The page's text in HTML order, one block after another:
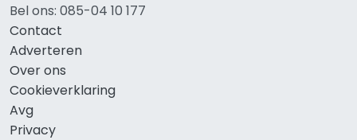
Bel ons: 085-04 10 177
Contact
Adverteren
Over ons
Cookieverklaring
Avg
Privacy